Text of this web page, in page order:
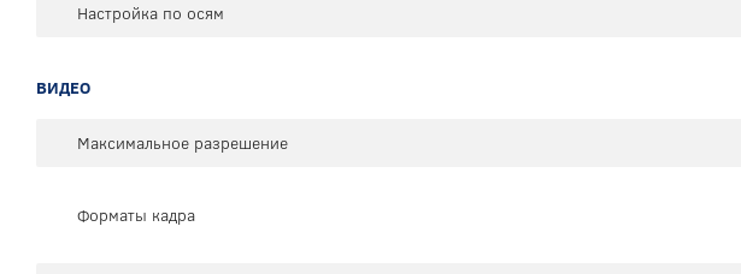
Настройка по осям
ВИДЕО
Максимальное разрешение
Форматы кадра